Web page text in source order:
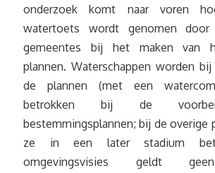
onderzoek komt naar voren
watertoets wordt genomen door
gemeentes bij het maken van
plannen. Waterschappen worden bij
de plannen (met een
betrokken bij de
bestemmingsplannen; bij de overige
ze in een later stadium
omgevingsvisies geldt